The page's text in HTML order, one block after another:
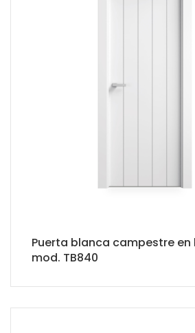
Puerta blanca campestre
mod. TB840